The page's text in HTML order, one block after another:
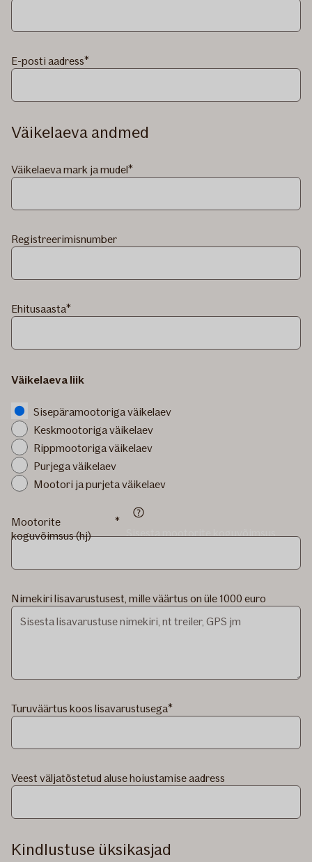
E-posti aadress
Väikelaeva andmed
Väikelaeva mark ja mudel
Registreerimisnumber
Ehitusaasta
Väikelaeva liik
Sisepäramootoriga väikelaev
Keskmootoriga väikelaev
Rippmootoriga väikelaev
Purjega väikelaev
Mootori ja purjeta väikelaev
Mootorite
koguvõimsus (hj)
Nimekiri lisavarustusest, mille väärtus on üle 1000 euro
Turuväärtus koos lisavarustusega
Veest väljatõstetud aluse hoiustamise aadress
Kindlustuse üksikasjad